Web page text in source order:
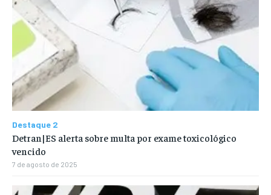
Destaque 2
Detran|ES alerta sobre multa por exame toxicológico
vencido
7 de agosto de 2025